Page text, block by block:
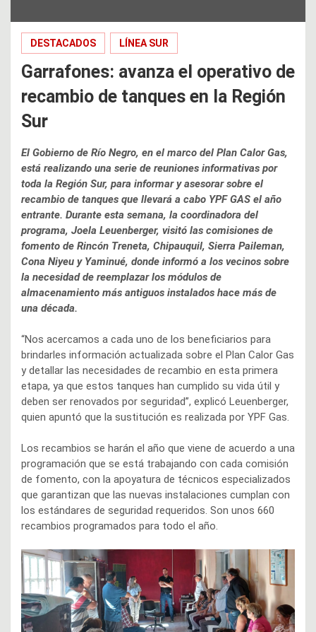
DESTACADOS LÍNEA SUR
Garrafones: avanza el operativo de
recambio de tanques en la Región
Sur
El Gobierno de Río Negro, en el marco del Plan Calor Gas,
está realizando una serie de reuniones informativas por
toda la Región Sur, para informar y asesorar sobre el
recambio de tanques que llevará a cabo YPF GAS el año
entrante. Durante esta semana, la coordinadora del
programa, Joela Leuenberger, visitó las comisiones de
fomento de Rincón Treneta, Chipauquil, Sierra Paileman,
Cona Niyeu y Yaminué, donde informó a los vecinos sobre
la necesidad de reemplazar los módulos de
almacenamiento más antiguos instalados hace más de
una década.
“Nos acercamos a cada uno de los beneficiarios para
brindarles información actualizada sobre el Plan Calor Gas
y detallar las necesidades de recambio en esta primera
etapa, ya que estos tanques han cumplido su vida útil y
deben ser renovados por seguridad”, explicó Leuenberger,
quien apuntó que la sustitución es realizada por YPF Gas.
Los recambios se harán el año que viene de acuerdo a una
programación que se está trabajando con cada comisión
de fomento, con la apoyatura de técnicos especializados
que garantizan que las nuevas instalaciones cumplan con
los estándares de seguridad requeridos. Son unos 660
recambios programados para todo el año.